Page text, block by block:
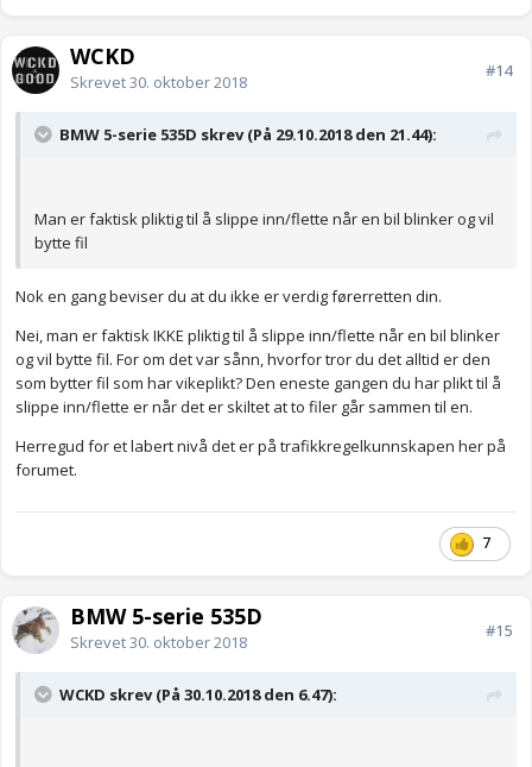
WCKD
Skrevet30. oktober 2018
#14
BMW 5-serie 535D skrev (På 29.10.2018 den 21.44):
Man er faktisk pliktig til å slippe inn/flette når en bil blinker og vil
bytte fil
Nok en gang beviser du at du ikke er verdig førerretten din.
Nei, man er faktisk IKKE pliktig til å slippe inn/flette når en bil blinker
og vil bytte fil. For om det var sånn, hvorfor tror du det alltid er den
som bytter fil som har vikeplikt? Den eneste gangen du har plikt til å
slippe inn/flette er når det er skiltet at to filer går sammen til en.
Herregud for et labert nivå det er på trafikkregelkunnskapen her på
forumet.
7
BMW 5-serie 535D
Skrevet30. oktober 2018
#15
WCKD skrev (På 30.10.2018 den 6.47):